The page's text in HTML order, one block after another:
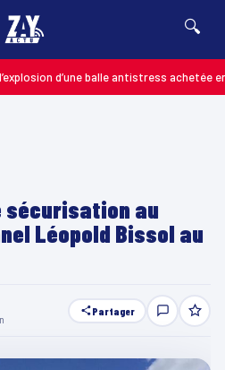
🔍
d’une balle antistress achetée en
sécurisation au
Léopold Bissol au
Partager